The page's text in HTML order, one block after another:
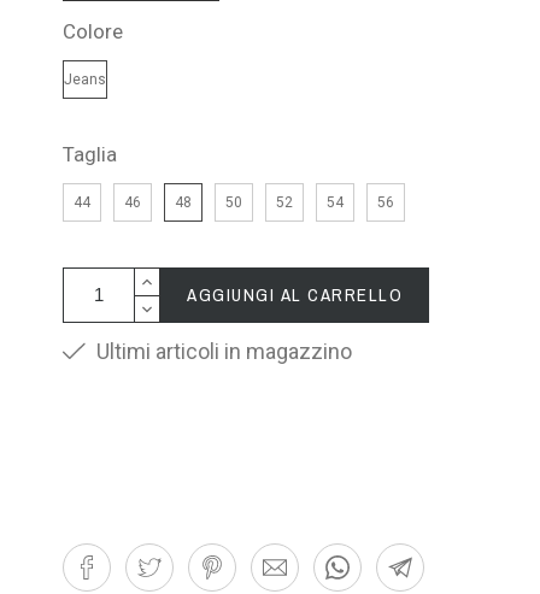
Colore
Jeans
Taglia
44 46 48 50 52 54 56
AGGIUNGI AL CARRELLO
Ultimi articoli in magazzino